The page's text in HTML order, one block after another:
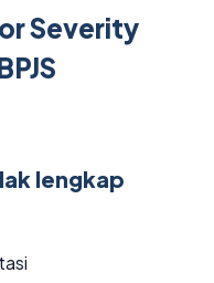
Severity
lengkap